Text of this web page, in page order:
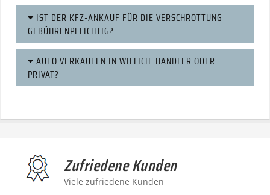
IST DER KFZ-ANKAUF FÜR DIE VERSCHROTTUNG
GEBÜHRENPFLICHTIG?
AUTO VERKAUFEN IN WILLICH: HÄNDLER ODER
PRIVAT?
Zufriedene Kunden
Viele zufriedene Kunden